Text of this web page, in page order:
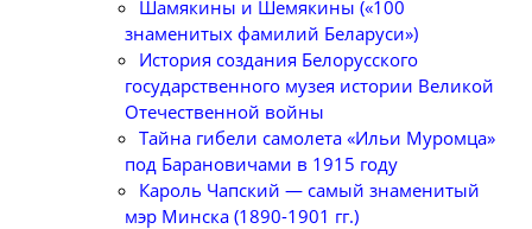
Шамякины и Шемякины («100
знаменитых фамилий Беларуси»)
История создания Белорусского
государственного музея истории Великой
Отечественной войны
Тайна гибели самолета «Ильи Муромца»
под Барановичами в 1915 году
Кароль Чапский — самый знаменитый
мэр Минска (1890-1901 гг.)